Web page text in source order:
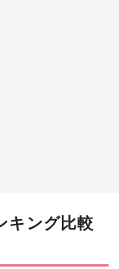
キング比較